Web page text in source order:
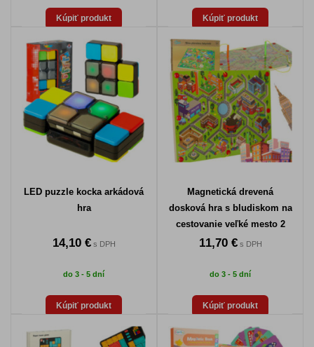
Kúpiť produkt Kúpiť produkt
LED puzzle kocka arkádová
hra
14,10 €s DPH
do 3 - 5 dní
Kúpiť produkt
Magnetická drevená
dosková hra s bludiskom na
cestovanie veľké mesto 2
hráči
11,70 €s DPH
do 3 - 5 dní
Kúpiť produkt